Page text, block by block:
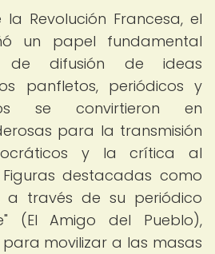
Revolución Francesa, el
un papel fundamental
de difusión de ideas
panfletos, periódicos y
se convirtieron en
para la transmisión
y la crítica al
destacadas como
a través de su periódico
(El Amigo del Pueblo),
movilizar a las masas